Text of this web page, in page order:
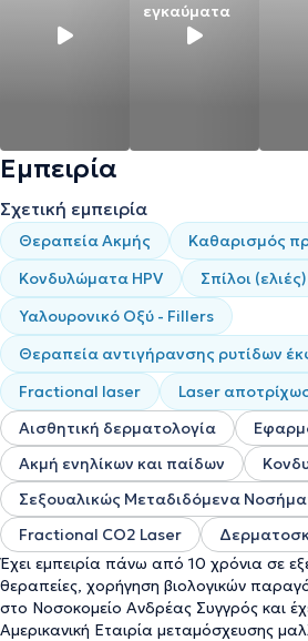
εγκαύματα
Εμπειρία
Σχετική εμπειρία
Θεραπεία Ακμής
Καθαρισμός
Κονδυλώματα HPV
Σπίλοι (ελιές)
Υαλουρονικό Οξύ - Fillers
Θεραπεία αντιγήρανσης ρυτίδων
Fractional laser
Laser
Αισθητική δερματολογία
Ακμή ενηλίκων και παίδων
Σεξουαλικώς Μεταδιδόμενα
Fractional CO2 Laser
Έχει εμπειρία πάνω από 10 χρόνια σε
θεραπείες, χορήγηση βιολογικών
στο Νοσοκομείο Ανδρέας Συγγρός και
Αμερικανική Εταιρία μεταμόσχευσης